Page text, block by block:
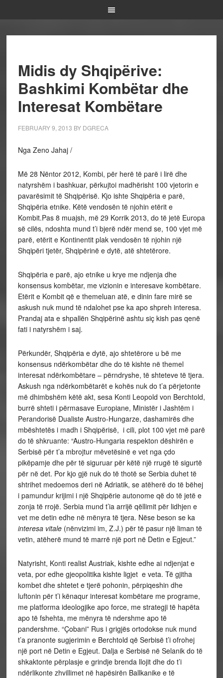
Midis dy Shqipërive:
Bashkimi Kombëtar dhe
Interesat Kombëtare
FEBRUARY 9, 2013 BY DGRECA
Nga Zeno Jahaj /
Më 28 Nëntor 2012, Kombi, për herë të parë i lirë dhe
natyrshëm i bashkuar, përkujtoi madhërisht 100 vjetorin e
pavarësimit të Shqipërisë. Kjo ishte Shqipëria e parë,
Shqipëria etnike. Këtë vendosën të njohin etërit e
Kombit.Pas 8 muajsh, më 29 Korrik 2013, do të jetë Europa
së cilës, ndoshta mund t’i bjerë ndër mend se, 100 vjet më
parë, etërit e Kontinentit plak vendosën të njohin një
Shqipëri tjetër, Shqipërinë e dytë, atë shtetërore.
Shqipëria e parë, ajo etnike u krye me ndjenja dhe
konsensus kombëtar, me vizionin e interesave kombëtare.
Etërit e Kombit që e themeluan atë, e dinin fare mirë se
askush nuk mund të ndalohet pse ka apo shpreh interesa.
Prandaj ata e shpallën Shqipërinë ashtu siç kish pas qenë
fati i natyrshëm i saj.
Përkundër, Shqipëria e dytë, ajo shtetërore u bë me
konsensus ndërkombëtar dhe do të kishte në themel
interesat ndërkombëtare – përndryshe, të shteteve të tjera.
Askush nga ndërkombëtarët e kohës nuk do t’a përjetonte
më dhimbshëm këtë akt, sesa Konti Leopold von Berchtold,
burrë shteti i përmasave Europiane, Ministër i Jashtëm i
Perandorisë Dualiste Austro-Hungarze, dashamirës dhe
mbështetës i madh i Shqipërisë, i cili, plot 100 vjet më parë
do të shkruante: “Austro-Hungaria respekton dëshirën e
Serbisë për t’a mbrojtur mëvetësinë e vet nga çdo
pikëpamje dhe për të siguruar për këtë një rrugë të sigurtë
për në det. Por kjo gjë nuk do të thotë se Serbia duhet të
shtrihet medoemos deri në Adriatik, se atëherë do të bëhej
i pamundur krijimi i një Shqipërie autonome që do të jetë e
zonja të rrojë. Serbia mund t’ia arrijë qëllimit për lidhjen e
vet me detin edhe në mënyra të tjera. Nëse beson se ka
interesa vitale(nënvizimi im, Z.J.) për të pasur një liman të
vetin, atëherë mund të marrë një port në Detin e Egjeut.”
Natyrisht, Konti realist Austriak, kishte edhe ai ndjenjat e
veta, por edhe gjeopolitika kishte ligjet e veta. Të gjitha
kombet dhe shtetet e tjerë pohonin, përpiqeshin dhe
luftonin për t’i kënaqur interesat kombëtare me programe,
me platforma ideologjike apo force, me strategji të hapëta
apo të fshehta, me mënyra të ndershme apo të
pandershme. “Çobani” Rus i grigjës ortodokse nuk mund
t’a pranonte sugjerimin e Berchtold që Serbisë t’i ofrohej
një port në Detin e Egjeut. Dalja e Serbisë në Selanik do të
shkaktonte përplasje e grindje brenda llojit dhe do t’i
ndërlikonte zhvillimet në hapësirën Ballkanike e të